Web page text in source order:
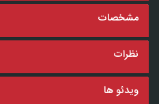
مشخصات
نظرات
ویدئو ها